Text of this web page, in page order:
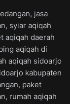
jasa
syiar aqiqah
aqiqah daerah
aqiqah di
aqiqah sidoarjo
kabupaten
paket
rumah aqiqah